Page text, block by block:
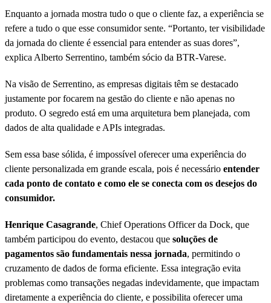
Enquanto a jornada mostra tudo o que o cliente faz, a experiência se
refere a tudo o que esse consumidor sente. “Portanto, ter visibilidade
da jornada do cliente é essencial para entender as suas dores”,
explica Alberto Serrentino, também sócio da BTR-Varese.
Na visão de Serrentino, as empresas digitais têm se destacado
justamente por focarem na gestão do cliente e não apenas no
produto. O segredo está em uma arquitetura bem planejada, com
dados de alta qualidade e APIs integradas.
Sem essa base sólida, é impossível oferecer uma experiência do
cliente personalizada em grande escala, pois é necessário entender
cada ponto de contato e como ele se conecta com os desejos do
consumidor.
Henrique Casagrande, Chief Operations Officer da Dock, que
também participou do evento, destacou que soluções de
pagamentos são fundamentais nessa jornada, permitindo o
cruzamento de dados de forma eficiente. Essa integração evita
problemas como transações negadas indevidamente, que impactam
diretamente a experiência do cliente, e possibilita oferecer uma